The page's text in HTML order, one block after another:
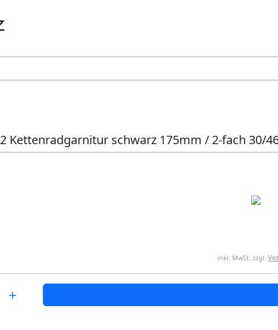
Kettenradgarnitur schwarz 175mm / 2-fach 30/
inkl. MwSt. zzgl.